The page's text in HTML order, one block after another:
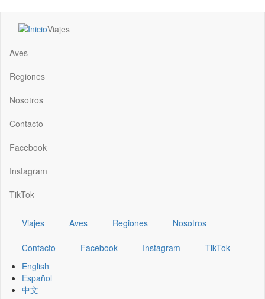
principal
Main
navigation
Viajes
Aves
Regiones
Nosotros
Contacto
Facebook
Instagram
TikTok
Viajes Aves Regiones Nosotros
Contacto Facebook Instagram
TikTok
English
Español
中文